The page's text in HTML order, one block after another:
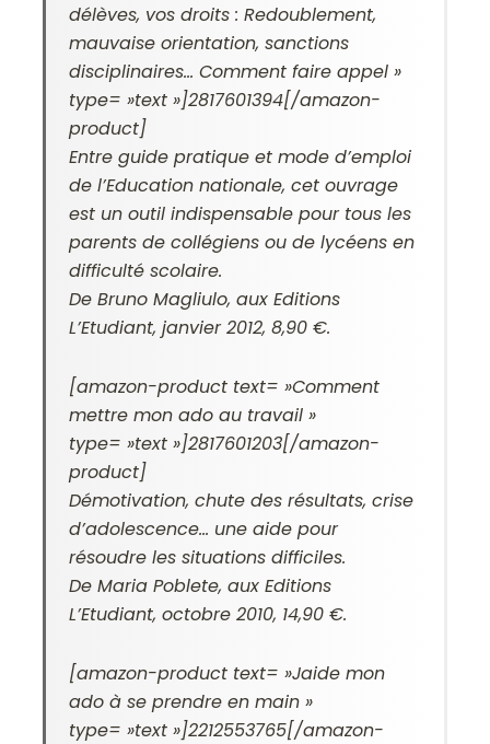
délèves, vos droits : Redoublement,
mauvaise orientation, sanctions
disciplinaires… Comment faire appel »
type= »text »]2817601394[/amazon-
product]
Entre guide pratique et mode d’emploi
de l’Education nationale, cet ouvrage
est un outil indispensable pour tous les
parents de collégiens ou de lycéens en
difficulté scolaire.
De Bruno Magliulo, aux Editions
L’Etudiant, janvier 2012, 8,90 €.
[amazon-product text= »Comment
mettre mon ado au travail »
type= »text »]2817601203[/amazon-
product]
Démotivation, chute des résultats, crise
d’adolescence… une aide pour
résoudre les situations difficiles.
De Maria Poblete, aux Editions
L’Etudiant, octobre 2010, 14,90 €.
[amazon-product text= »Jaide mon
ado à se prendre en main »
type= »text »]2212553765[/amazon-